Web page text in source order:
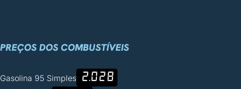
PREÇOS DOS COMBUSTÍVEIS
Gasolina 95 Simples 2.028